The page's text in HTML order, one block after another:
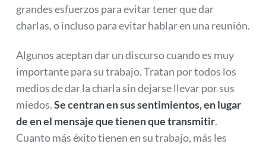
grandes esfuerzos para evitar tener que dar
charlas, o incluso para evitar hablar en una reunión.
Algunos aceptan dar un discurso cuando es muy
importante para su trabajo. Tratan por todos los
medios de dar la charla sin dejarse llevar por sus
miedos.Se centran en sus sentimientos, en lugar
de en el mensaje que tienen que transmitir.
Cuanto más éxito tienen en su trabajo, más les